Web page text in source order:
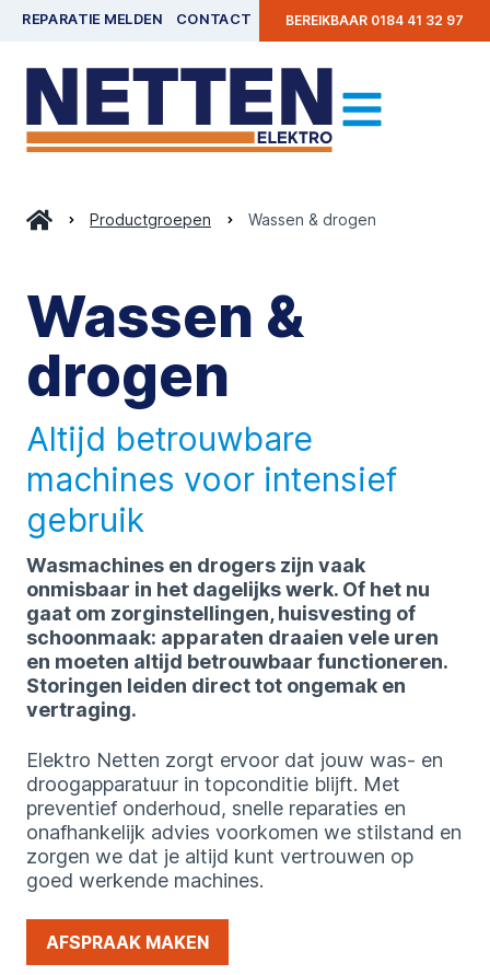
REPARATIE MELDEN CONTACT BEREIKBAAR 0184 41 32 97
Productgroepen Wassen & drogen
Wassen &
drogen
Altijd betrouwbare
machines voor intensief
gebruik
Wasmachines en drogers zijn vaak
onmisbaar in het dagelijks werk. Of het nu
gaat om zorginstellingen, huisvesting of
schoonmaak: apparaten draaien vele uren
en moeten altijd betrouwbaar functioneren.
Storingen leiden direct tot ongemak en
vertraging.
Elektro Netten zorgt ervoor dat jouw was- en
droogapparatuur in topconditie blijft. Met
preventief onderhoud, snelle reparaties en
onafhankelijk advies voorkomen we stilstand en
zorgen we dat je altijd kunt vertrouwen op
goed werkende machines.
AFSPRAAK MAKEN